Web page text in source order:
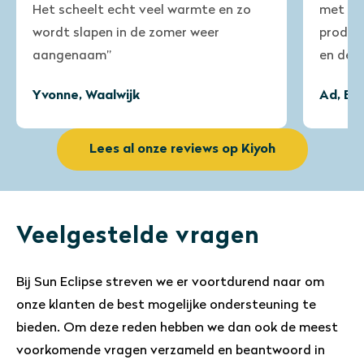
Lees al onze reviews op Kiyoh
met de meeste zonwerende
producten. Het tempert het zonlicht
en de warmte uitstekend!”
Ad, Emmen
Veelgestelde vragen
Bij Sun Eclipse streven we er voortdurend naar om
onze klanten de best mogelijke ondersteuning te
bieden. Om deze reden hebben we dan ook de meest
voorkomende vragen verzameld en beantwoord in